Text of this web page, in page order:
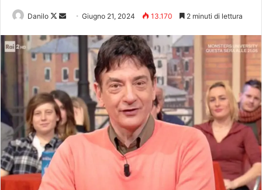
Danilo Giugno 21, 2024 13.170 2 minuti di lettura